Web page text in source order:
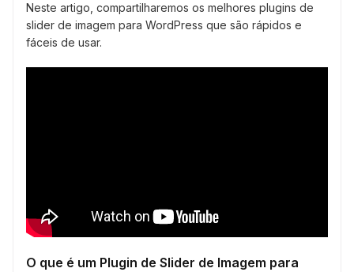
Neste artigo, compartilharemos os melhores plugins de
slider de imagem para WordPress que são rápidos e
fáceis de usar.
O que é um Plugin de Slider de Imagem para